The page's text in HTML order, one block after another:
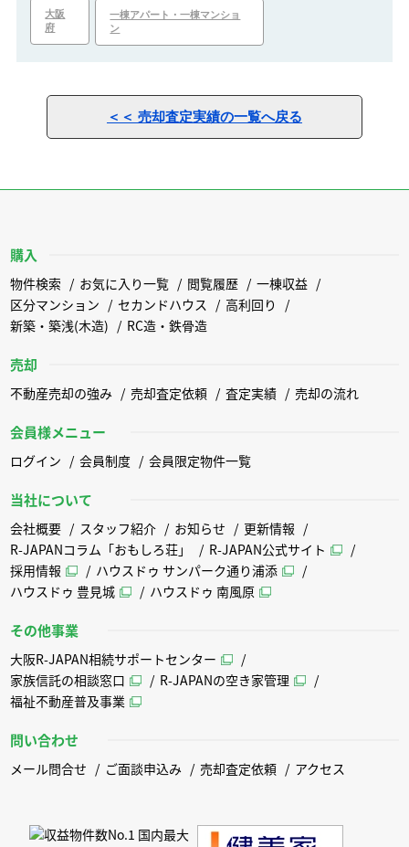
大阪
府
一棟アパート・一棟マンショ
ン
＜＜ 売却査定実績の一覧へ戻る
購入
物件検索 お気に入り一覧 閲覧履歴
一棟収益
区分マンション
セカンドハウス
高利回り
新築・築浅(木造)
RC造・鉄骨造
売却
不動産売却の強み 売却査定依頼 査定実績 売却の流れ
会員様メニュー
ログイン 会員制度 会員限定物件一覧
当社について
会社概要 スタッフ紹介 お知らせ
更新情報
R-JAPANコラム「おもしろ荘」
R-JAPAN公式サイト
採用情報
ハウスドゥ サンパーク通り浦添
ハウスドゥ 豊見城
ハウスドゥ 南風原
その他事業
大阪R-JAPAN相続サポートセンター
家族信託の相談窓口
R-JAPANの空き家管理
福祉不動産普及事業
問い合わせ
メール問合せ ご面談申込み 売却査定依頼 アクセス